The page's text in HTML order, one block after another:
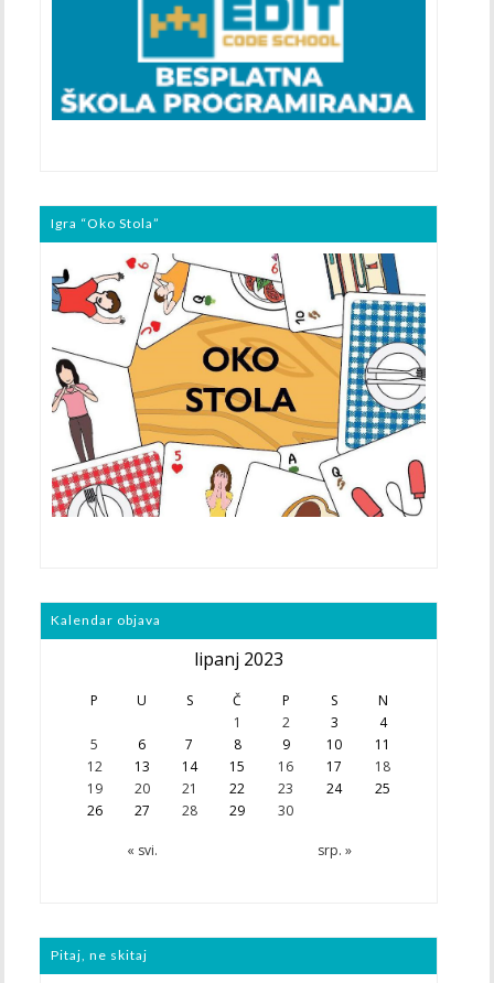
Igra “Oko Stola”
Kalendar objava
lipanj 2023
P U S Č P S N
« svi. srp. »
1 2 3
4
5
6 7 8 9 10
11
12
13 14 15 16 17
18
19
20 21 22 23 24
25
26
27 28 29 30
Pitaj, ne skitaj